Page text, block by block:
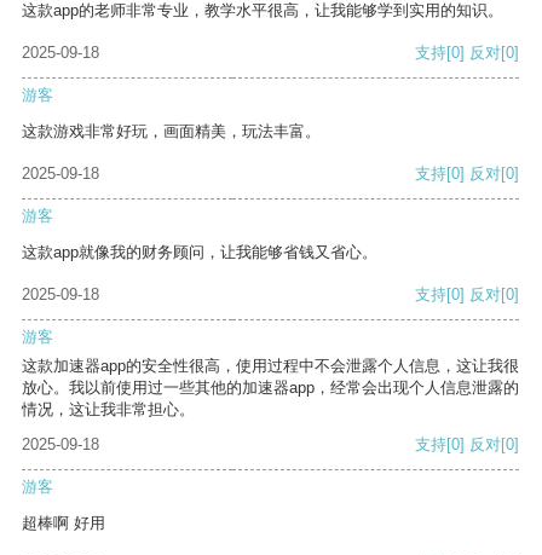
这款app的老师非常专业，教学水平很高，让我能够学到实用的知识。
2025-09-18 支持[0] 反对[0]
游客
这款游戏非常好玩，画面精美，玩法丰富。
2025-09-18 支持[0] 反对[0]
游客
这款app就像我的财务顾问，让我能够省钱又省心。
2025-09-18 支持[0] 反对[0]
游客
这款加速器app的安全性很高，使用过程中不会泄露个人信息，这让我很
放心。我以前使用过一些其他的加速器app，经常会出现个人信息泄露的
情况，这让我非常担心。
2025-09-18
支持[0] 反对[0]
游客
超棒啊 好用